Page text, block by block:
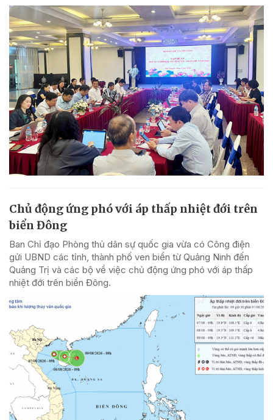
Chủ động ứng phó với áp thấp nhiệt đới trên
biển Đông
Ban Chỉ đạo Phòng thủ dân sự quốc gia vừa có Công điện
gửi UBND các tỉnh, thành phố ven biển từ Quảng Ninh đến
Quảng Trị và các bộ về việc chủ động ứng phó với áp thấp
nhiệt đới trên biển Đông.